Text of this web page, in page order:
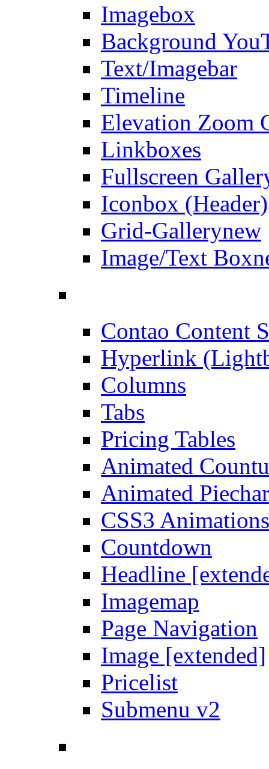
Imagebox
Background
Text/Imagebar
Timeline
Elevation Zoom
Linkboxes
Fullscreen
Iconbox (Header)
Grid-Gallerynew
Image/Text Box
Contao Content
Hyperlink
Columns
Tabs
Pricing Tables
Animated
Animated
CSS3 Animations
Countdown
Headline
Imagemap
Page Navigation
Image [extended]
Pricelist
Submenu v2